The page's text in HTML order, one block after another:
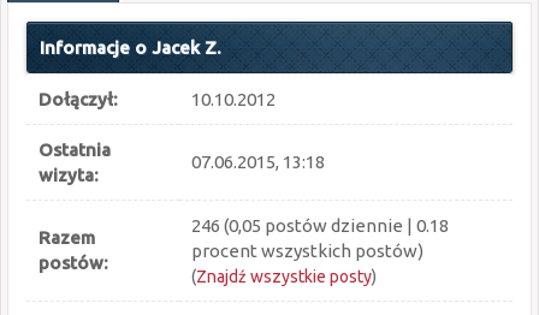
Informacje o Jacek Z.
Dołączył: 10.10.2012
Ostatnia
wizyta:
07.06.2015, 13:18
Razem
postów:
246 (0,05 postów dziennie | 0.18
procent wszystkich postów)
(Znajdź wszystkie posty)